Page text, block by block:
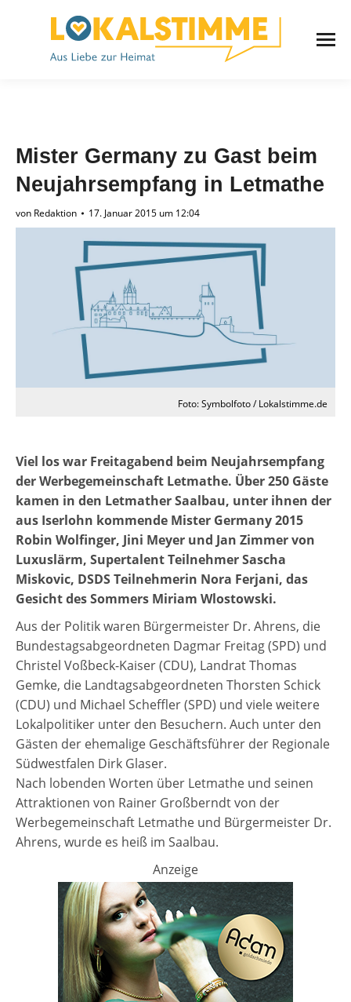
Mister Germany zu Gast beim
Neujahrsempfang in Letmathe
von Redaktion 17. Januar 2015 um 12:04
Foto: Symbolfoto / Lokalstimme.de
Viel los war Freitagabend beim Neujahrsempfang
der Werbegemeinschaft Letmathe. Über 250 Gäste
kamen in den Letmather Saalbau, unter ihnen der
aus Iserlohn kommende Mister Germany 2015
Robin Wolfinger, Jini Meyer und Jan Zimmer von
Luxuslärm, Supertalent Teilnehmer Sascha
Miskovic, DSDS Teilnehmerin Nora Ferjani, das
Gesicht des Sommers Miriam Wlostowski.
Aus der Politik waren Bürgermeister Dr. Ahrens, die
Bundestagsabgeordneten Dagmar Freitag (SPD) und
Christel Voßbeck-Kaiser (CDU), Landrat Thomas
Gemke, die Landtagsabgeordneten Thorsten Schick
(CDU) und Michael Scheffler (SPD) und viele weitere
Lokalpolitiker unter den Besuchern. Auch unter den
Gästen der ehemalige Geschäftsführer der Regionale
Südwestfalen Dirk Glaser.
Nach lobenden Worten über Letmathe und seinen
Attraktionen von Rainer Großberndt von der
Werbegemeinschaft Letmathe und Bürgermeister Dr.
Ahrens, wurde es heiß im Saalbau.
Anzeige